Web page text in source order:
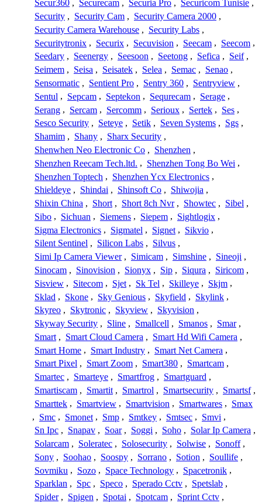
Secur360 , Securecam , Securia Pro , Securicom Tunisie ,
Security , Security Cam , Security Camera 2000 ,
Security Camera Warehouse , Security Labs ,
Securitytronix , Securix , Secuvision , Seecam , Seecom ,
Seedary , Seenergy , Seesoon , Seetong , Sefica , Seif ,
Seimem , Seisa , Seisatek , Selea , Semac , Senao ,
Sensormatic , Sentient Pro , Sentry 360 , Sentryview ,
Sentul , Sepcam , Septekon , Sequrecam , Serage ,
Serang , Sercam , Sercomm , Serioux , Sertek , Ses ,
Sesco Security , Seteye , Setik , Seven Systems , Sgs ,
Shamim , Shany , Sharx Security ,
Shenwhen Neo Electronic Co , Shenzhen ,
Shenzhen Reecam Tech.ltd. , Shenzhen Tong Bo Wei ,
Shenzhen Toptech , Shenzhen Ycx Electronics ,
Shieldeye , Shindai , Shinsoft Co , Shiwojia ,
Shixin China , Short , Short 8ch Nvr , Showtec , Sibel ,
Sibo , Sichuan , Siemens , Siepem , Sightlogix ,
Sigma Electronics , Sigmatel , Signet , Sikvio ,
Silent Sentinel , Silicon Labs , Silvus ,
Simi Ip Camera Viewer , Simicam , Simshine , Sineoji ,
Sinocam , Sinovision , Sionyx , Sip , Siqura , Siricom ,
Sisview , Sitecom , Sjet , Sk Tel , Skilleye , Skjm ,
Sklad , Skone , Sky Genious , Skyfield , Skylink ,
Skyreo , Skytronic , Skyview , Skyvision ,
Skyway Security , Sline , Smallcell , Smanos , Smar ,
Smart , Smart Cloud Camera , Smart Hd Wifi Camera ,
Smart Home , Smart Industry , Smart Net Camera ,
Smart Pixel , Smart Zoom , Smart380 , Smartcam ,
Smartec , Smarteye , Smartfrog , Smartguard ,
Smartiscam , Smartit , Smartrol , Smartsecurity , Smartsf ,
Smarttek , Smartview , Smartvision , Smartwares , Smax
, Smc , Smonet , Smp , Smtkey , Smtsec , Smvi ,
Sn Ipc , Snapav , Soar , Soggi , Soho , Solar Ip Camera ,
Solarcam , Soleratec , Solosecurity , Solwise , Sonoff ,
Sony , Soohao , Soospy , Sorrano , Sotion , Soullife ,
Sovmiku , Sozo , Space Technology , Spacetronik ,
Sparklan , Spc , Speco , Sperado Cctv , Spetslab ,
Spider , Spigen , Spotai , Spotcam , Sprint Cctv ,